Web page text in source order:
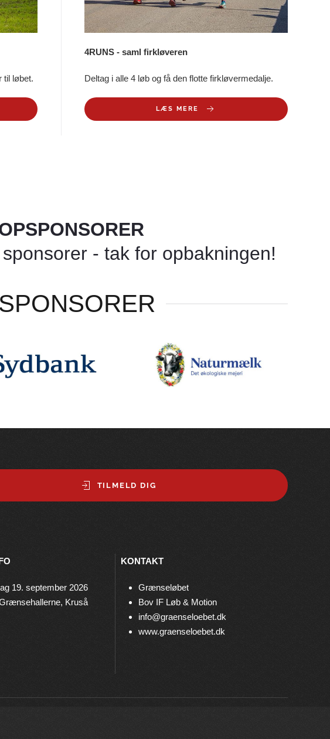
til løbet.
4RUNS - saml firkløveren
Deltag i alle 4 løb og få den flotte firkløvermedalje.
LÆS MERE
- tak for opbakningen!
TILMELD DIG
19. september 2026
Kruså
KONTAKT
Grænseløbet
Bov IF Løb & Motion
info@graenseloebet.dk
www.graenseloebet.dk